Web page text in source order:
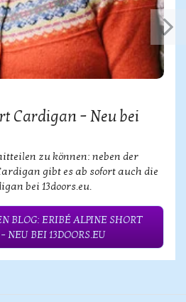
Cardigan – Neu bei
zu können: neben der
gibt es ab sofort auch die
bei 13doors.eu.
BLOG: ERIBÉ ALPINE SHORT
NEU BEI 13DOORS.EU